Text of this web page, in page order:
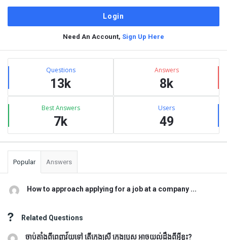
Need An Account, Sign Up Here
Sidebar
Stats Questions
13k
Answers
8k
Best Answers
7k
Users
49
Popular Answers
How to approach applying for a job at a company ...
Related Questions
ចាប់តាំងពីពេញវ័យទៅ តើក្មេងស្រី ក្មេងប្រុស អាចយល់ដឹងពីអ្វីខ្លះ?